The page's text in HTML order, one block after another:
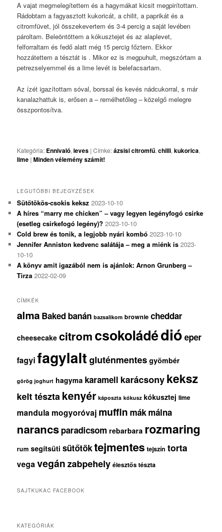
A vajat megmelegítettem és a hagymákat kicsit megpirítottam.
Rádobtam a fagyasztott kukoricát, a chilit, a paprikát és a
citromfüvet, jól összekevertem és 3-4 percig a saját levében
pároltam. Beleöntöttem a kókusztejet és az alaplevet,
felforraltam és fedő alatt még 15 percig főztem. Ekkor
hozzátettem a tésztát is . Mikor ez is megpuhult, megszórtam a
petrezselyemmel és a lime levét is belefacsartam.
Az ízét igazítottam sóval, borssal és kevés nádcukorral, s már
kanalazhattuk is, erősen a – remélhetőleg – közelgő melegre
összpontosítva.
Kategória: Ennivaló,leves |Címke:ázsisi citromfű,chilli,kukorica,
lime |Minden vélemény számít!
LEGUTÓBBI BEJEGYZÉSEK
Sütőtökös-csokis keksz 2023-10-10
A híres “marry me chicken” – vagy legyen legényfogó csirke
(esetleg csirkefogó legény)? 2023-10-10
Cold brew és tonik, a legjobb nyári kombó 2023-10-10
Jennifer Anniston kedvenc salátája – meg a miénk is 2023-
10-10
A könyv amit igazából nem is ajánlok: Arnon Grunberg –
Tirza 2022-02-09
CÍMKÉK
alma Baked banán bazsalikom brownie cheddar
cheesecake citromcsokoládédió eper
fagyifagylaltgluténmentes gyömbér
görög joghurt hagyma karamell karácsonykeksz
kelt tésztakenyér káposzta kókusz kókusztej lime
mandula mogyoróvaj muffin mák málna
narancs paradicsom rebarbara rozmaring
rum segítsüti sütőtöktejmentes tejszín torta
vega vegánzabpehely élesztős tészta
SAJTKUKAC FACEBOOK
KATEGÓRIÁK